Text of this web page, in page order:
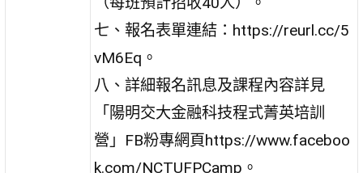
七、報名表單連結：https://reurl.cc/5
vM6Eq。
八、詳細報名訊息及課程內容詳見
「陽明交大金融科技程式菁英培訓
營」FB粉專網頁https://www.faceboo
k.com/NCTUFPCamp。